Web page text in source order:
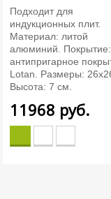
Подходит для
индукционных плит.
Материал: литой
алюминий. Покрытие:
антипригарное
Lotan. Размеры:
Высота: 7 см.
11968 руб.